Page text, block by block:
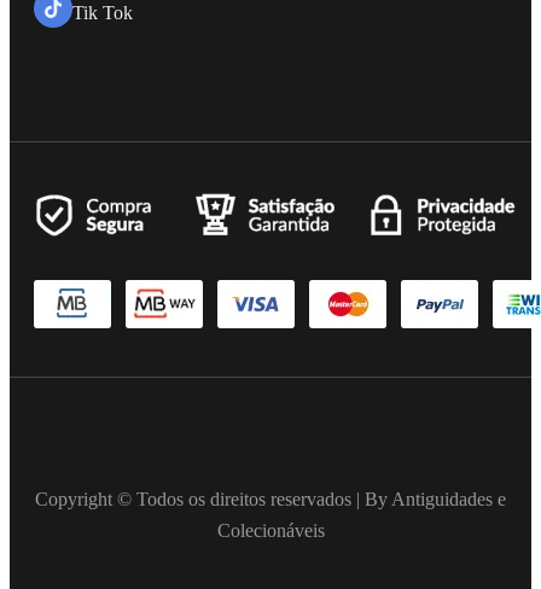
Tik Tok
Copyright © Todos os direitos reservados | By Antiguidades e
Colecionáveis